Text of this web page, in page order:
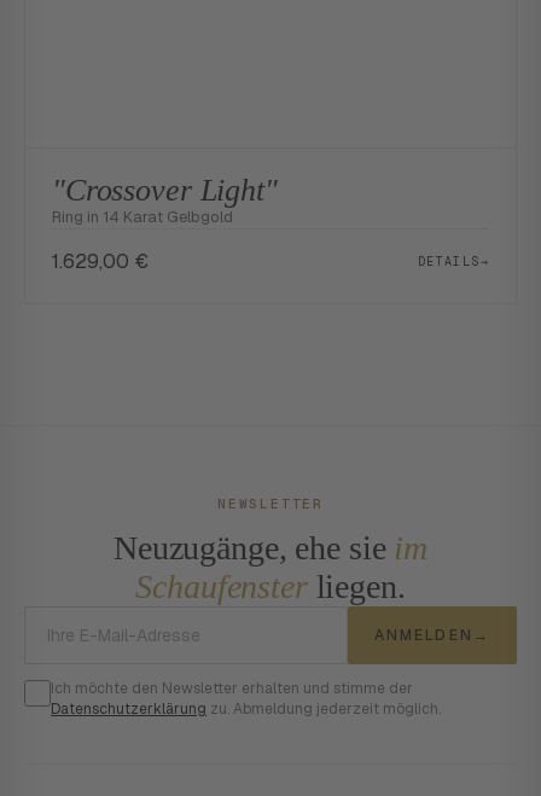
"Crossover Light"
Ring in 14 Karat Gelbgold
1.629,00 € DETAILS→
NEWSLETTER
Neuzugänge, ehe sie im
Schaufensterliegen.
ANMELDEN →
Ich möchte den Newsletter erhalten und stimme der
Datenschutzerklärung zu. Abmeldung jederzeit möglich.